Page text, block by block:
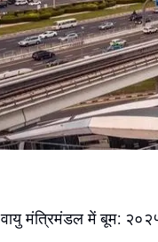
वायु मंत्रिमंडल में बूम: २०२५